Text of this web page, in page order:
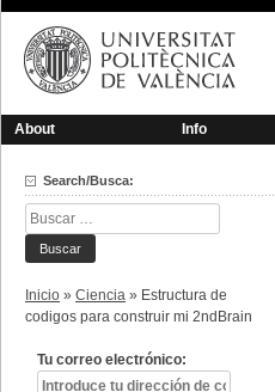
Saltar
contenido
About Info
Search/Busca:
Buscar:
Inicio » Ciencia » Estructura de
codigos para construir mi 2ndBrain
Tu correo electrónico: